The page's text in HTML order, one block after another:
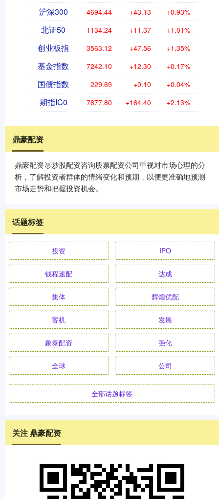
沪深300 4694.44 +43.13 +0.93%
北证50 1134.24 +11.37 +1.01%
创业板指 3563.12 +47.56 +1.35%
基金指数 7242.10 +12.30 +0.17%
国债指数 229.69 +0.10 +0.04%
期指IC0 7877.80 +164.40 +2.13%
鼎豪配资
鼎豪配资🥈炒股配资咨询股票配资公司重视对市场心理的分
析，了解投资者群体的情绪变化和预期，以便更准确地预测
市场走势和把握投资机会。
话题标签
投资 IPO
钱程速配 达成
集体 辉煌优配
客机 发展
象泰配资 强化
全球 公司
全部话题标签
关注 鼎豪配资